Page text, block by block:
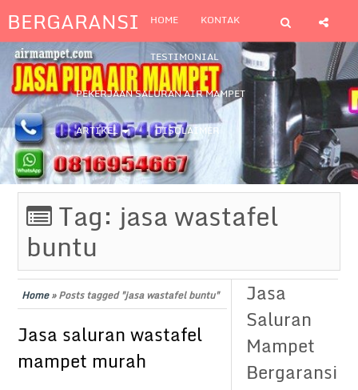
BERGARANSI HOME KONTAK
TESTIMONIAL
PEKERJAAN SALURAN AIR MAMPET
ARTIKEL DISCLAIMER
Tag:jasa wastafel
buntu
Home»Posts tagged "jasa wastafel buntu"
Jasa saluran wastafel
mampet murah
Jasa
Saluran
Mampet
Bergaransi